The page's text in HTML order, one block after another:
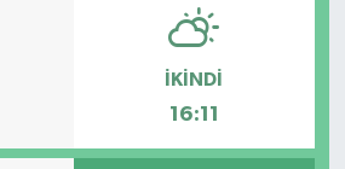
İKINDI
16:11